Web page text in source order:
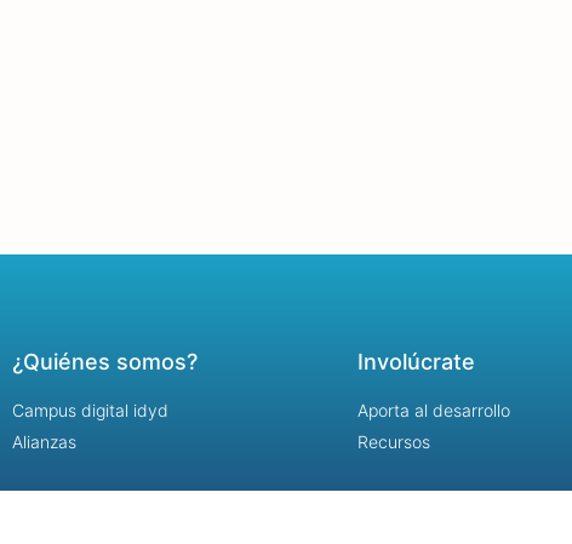
¿Quiénes somos?
Campus digital idyd
Alianzas
Involúcrate
Aporta al desarrollo
Recursos